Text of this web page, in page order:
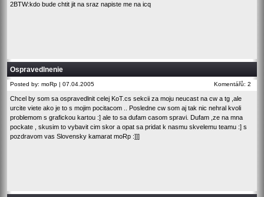
2BTW:kdo bude chtit jit na sraz napiste me na icq
Ospravedlnenie
Posted by: moRp | 07.04.2005 Komentářů: 2
Chcel by som sa ospravedlnit celej KoT.cs sekcii za moju neucast na cw a tg ,ale
urcite viete ako je to s mojim pocitacom .. Posledne cw som aj tak nic nehral kvoli
problemom s grafickou kartou :] ale to sa dufam casom spravi. Dufam ,ze na mna
pockate , skusim to vybavit cim skor a opat sa pridat k nasmu skvelemu teamu :] s
pozdravom vas Slovensky kamarat moRp :]]]